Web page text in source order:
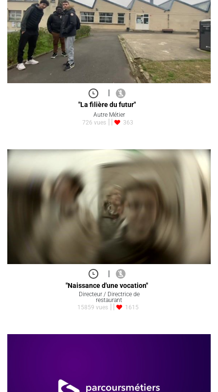
"La filière du futur"
Autre Métier
726 vues
363
|
"Naissance d'une vocation"
Directeur / Directrice de
restaurant
15859 vues
1615